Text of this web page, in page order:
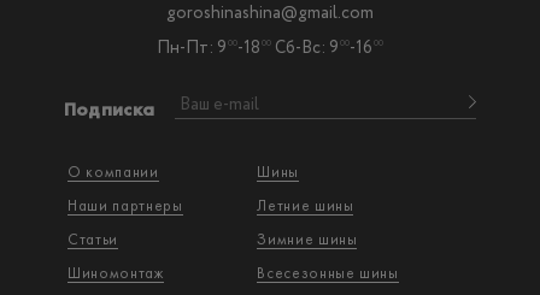
О компании
Наши партнеры
Статьи
Шиномонтаж
Шины
Летние шины
Зимние шины
Всесезонные шины
Подписка
Пн-Пт: 9 00-18 00 Сб-Вс: 9 00-16 00
goroshinashina@gmail.com